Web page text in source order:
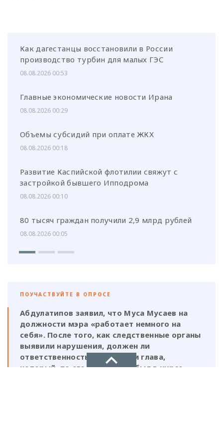
Как дагестанцы восстановили в России
производство турбин для малых ГЭС
08.08.2026 00:53
Главные экономические новости Ирана
08.08.2026 00:29
Объемы субсидий при оплате ЖКХ
08.08.2026 00:18
Развитие Каспийской флотилии свяжут с
застройкой бывшего Ипподрома
08.08.2026 00:10
80 тысяч граждан получили 2,9 млрд рублей
08.08.2026 00:05
ПОУЧАСТВУЙТЕ В ОПРОСЕ
Абдулатипов заявил, что Муса Мусаев на
должности мэра «работает немного на
себя». После того, как следственные органы
выявили нарушения, должен ли
ответственность нести и сам глава,
который, по его же словам, был в курсе